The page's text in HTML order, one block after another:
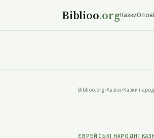
Biblioo.orgКазки
Biblioo.org•Казки•Казки
ЄВРЕЙСЬКІ НАРОДНІ